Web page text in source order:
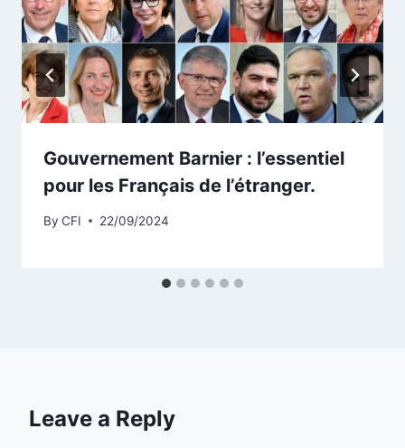
Gouvernement Barnier : l’essentiel
pour les Français de l’étranger.
By CFI 22/09/2024
Leave a Reply